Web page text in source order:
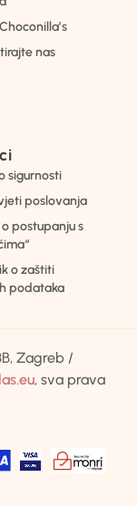
nas
sigurnosti
poslovanja
postupanju s
o zaštiti
podataka
Zagreb /
, sva prava